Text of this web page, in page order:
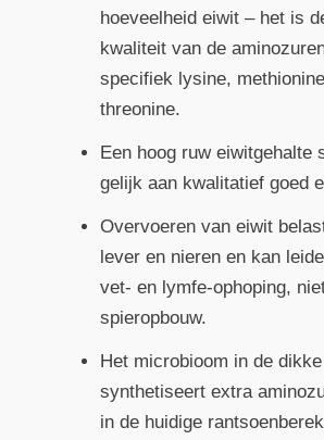
hoeveelheid eiwit – het is
kwaliteit van de
specifiek lysine,
threonine.
Een hoog ruw eiwitgehalte
gelijk aan kwalitatief goed
Overvoeren van eiwit
lever en nieren en kan
vet- en lymfe-ophoping,
spieropbouw.
Het microbioom in de
synthetiseert extra
in de huidige